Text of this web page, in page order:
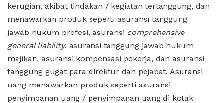
kerugian, akibat tindakan / kegiatan tertanggung, dan
menawarkan produk seperti asuransi tanggung
jawab hukum profesi, asuransi comprehensive
general liability, asuransi tanggung jawab hukum
majikan, asuransi kompensasi pekerja, dan asuransi
tanggung gugat para direktur dan pejabat. Asuransi
uang menawarkan produk seperti asuransi
penyimpanan uang / penyimpanan uang di kotak